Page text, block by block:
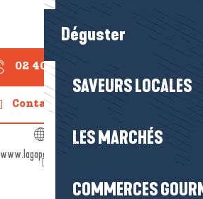
Déguster
SAVEURS LOCALES
LES MARCHÉS
COMMERCES
02 40 11 78
Contactez-nous
www.lagapebistrot.com